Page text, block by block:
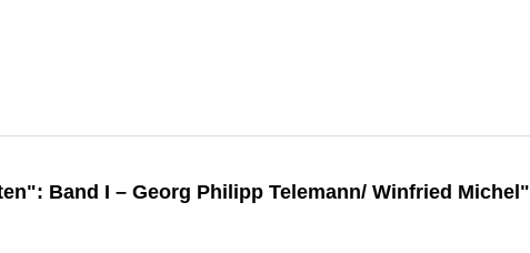
Band I – Georg Philipp Telemann/ Winfried Michel"